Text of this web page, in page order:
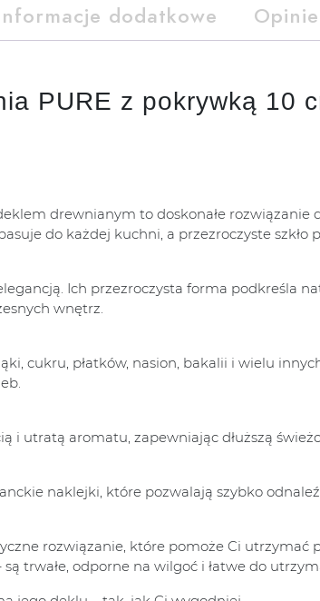
dodatkowe Opinie
PURE z pokrywką 10
drewnianym to doskonałe
do każdej kuchni, a przezroczyste
Ich przezroczysta forma podkreśla
wnętrz.
cukru, płatków, nasion, bakalii i wielu
i utratą aromatu, zapewniając dłuższą
naklejki, które pozwalają szybko
rozwiązanie, które pomoże Ci utrzymać
trwałe, odporne na wilgoć i łatwe do